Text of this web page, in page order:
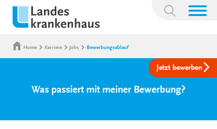
Suchbegriff:
Home Karriere Jobs Bewerbungsablauf
Jetzt bewerben
Was passiert mit meiner Bewerbung?